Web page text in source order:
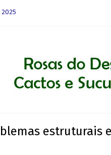
estruturais